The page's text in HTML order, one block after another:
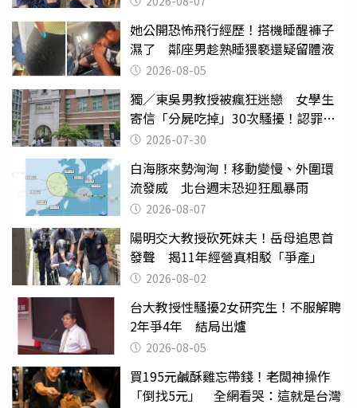
她公開恐怖飛行經歷！搭機睡醒褲子
濕了 鄰座男趁熟睡猥褻還疑留體液
2026-08-05
獨／東吳男教授被瘋狂迷戀 女學生
寄信「分屍吃掉」30次騷擾！認罪免
關 2026-07-30
白海豚來勢洶洶！移動變慢、外圍環
流發威 北台週末恐迎狂風暴雨
2026-08-07
陽明交大教授砍死妹夫！岳母追思首
發聲 揭11年經營真相駁「爭產」
2026-08-02
台大教授性騷擾2女研究生！不服解聘
2年爭4年 結局出爐
2026-08-05
買195元鹹酥雞忘帶錢！老闆神操作
「倒找5元」 全網看哭：這就是台灣